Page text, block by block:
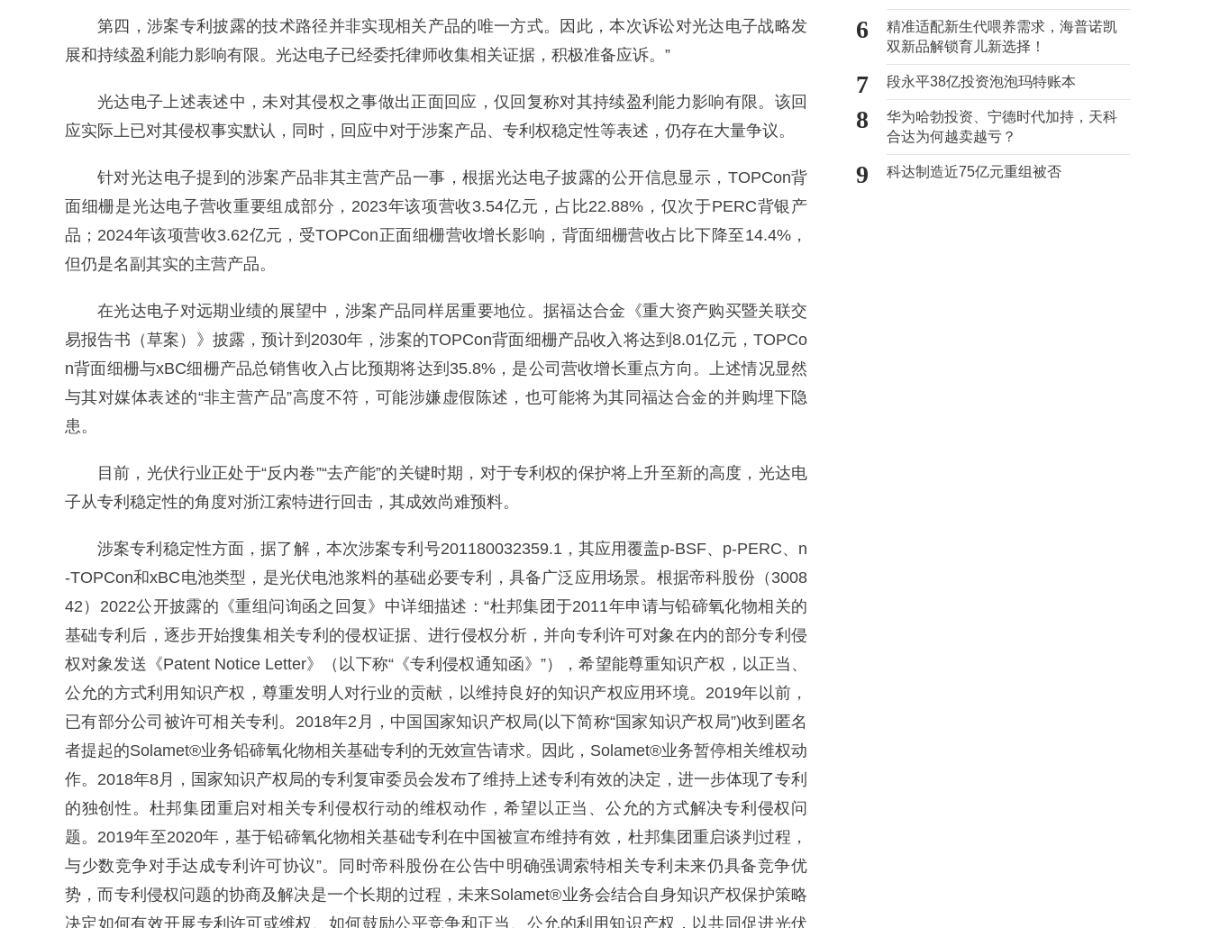
第四，涉案专利披露的技术路径并非实现相关产品的唯一方式。因此，本次诉讼对光达电子战略发
展和持续盈利能力影响有限。光达电子已经委托律师收集相关证据，积极准备应诉。”
光达电子上述表述中，未对其侵权之事做出正面回应，仅回复称对其持续盈利能力影响有限。该回
应实际上已对其侵权事实默认，同时，回应中对于涉案产品、专利权稳定性等表述，仍存在大量争议。
针对光达电子提到的涉案产品非其主营产品一事，根据光达电子披露的公开信息显示，TOPCon背
面细栅是光达电子营收重要组成部分，2023年该项营收3.54亿元，占比22.88%，仅次于PERC背银产
品；2024年该项营收3.62亿元，受TOPCon正面细栅营收增长影响，背面细栅营收占比下降至14.4%，
但仍是名副其实的主营产品。
在光达电子对远期业绩的展望中，涉案产品同样居重要地位。据福达合金《重大资产购买暨关联交
易报告书（草案）》披露，预计到2030年，涉案的TOPCon背面细栅产品收入将达到8.01亿元，TOPCo
n背面细栅与xBC细栅产品总销售收入占比预期将达到35.8%，是公司营收增长重点方向。上述情况显然
与其对媒体表述的“非主营产品”高度不符，可能涉嫌虚假陈述，也可能将为其同福达合金的并购埋下隐
患。
目前，光伏行业正处于“反内卷”“去产能”的关键时期，对于专利权的保护将上升至新的高度，光达电
子从专利稳定性的角度对浙江索特进行回击，其成效尚难预料。
涉案专利稳定性方面，据了解，本次涉案专利号201180032359.1，其应用覆盖p-BSF、p-PERC、n
-TOPCon和xBC电池类型，是光伏电池浆料的基础必要专利，具备广泛应用场景。根据帝科股份（3008
42）2022公开披露的《重组问询函之回复》中详细描述：“杜邦集团于2011年申请与铅碲氧化物相关的
基础专利后，逐步开始搜集相关专利的侵权证据、进行侵权分析，并向专利许可对象在内的部分专利侵
权对象发送《Patent Notice Letter》（以下称“《专利侵权通知函》”），希望能尊重知识产权，以正当、
公允的方式利用知识产权，尊重发明人对行业的贡献，以维持良好的知识产权应用环境。2019年以前，
已有部分公司被许可相关专利。2018年2月，中国国家知识产权局(以下简称“国家知识产权局”)收到匿名
者提起的Solamet®业务铅碲氧化物相关基础专利的无效宣告请求。因此，Solamet®业务暂停相关维权动
作。2018年8月，国家知识产权局的专利复审委员会发布了维持上述专利有效的决定，进一步体现了专利
的独创性。杜邦集团重启对相关专利侵权行动的维权动作，希望以正当、公允的方式解决专利侵权问
题。2019年至2020年，基于铅碲氧化物相关基础专利在中国被宣布维持有效，杜邦集团重启谈判过程，
与少数竞争对手达成专利许可协议”。同时帝科股份在公告中明确强调索特相关专利未来仍具备竞争优
势，而专利侵权问题的协商及解决是一个长期的过程，未来Solamet®业务会结合自身知识产权保护策略
决定如何有效开展专利许可或维权、如何鼓励公平竞争和正当、公允的利用知识产权，以共同促进光伏
6
精准适配新生代喂养需求，海普诺凯
双新品解锁育儿新选择！
7 段永平38亿投资泡泡玛特账本
8
华为哈勃投资、宁德时代加持，天科
合达为何越卖越亏？
9 科达制造近75亿元重组被否